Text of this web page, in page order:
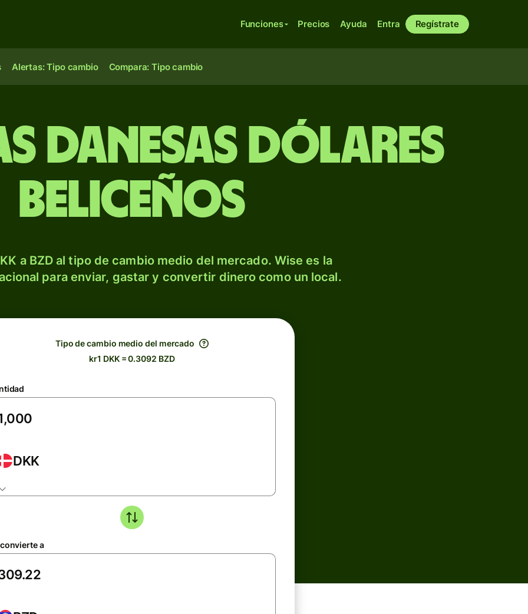
Funciones Precios Ayuda Entra Regístrate
Alertas: Tipo cambio Compara: Tipo cambio
danesas dólares
beliceños
a BZD al tipo de cambio medio del mercado. Wise es la
para enviar, gastar y convertir dinero como un local.
Tipo de cambio medio del mercado
kr1 DKK = 0.3092 BZD
DKK
a